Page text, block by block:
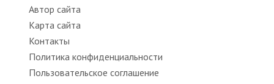
Автор сайта
Карта сайта
Контакты
Политика конфиденциальности
Пользовательское соглашение